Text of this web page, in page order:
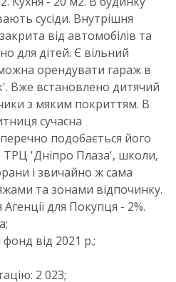
сусіди. Внутрішня
від автомобілів та
для дітей. Є вільний
орендувати гараж в
Вже встановлено дитячий
з мяким покриттям. В
сучасна
подобається його
'Дніпро Плаза', школи,
і звичайно ж сама
та зонами відпочинку.
Агенції для Покупця - 2%.
від 2021 р.;
2 023;